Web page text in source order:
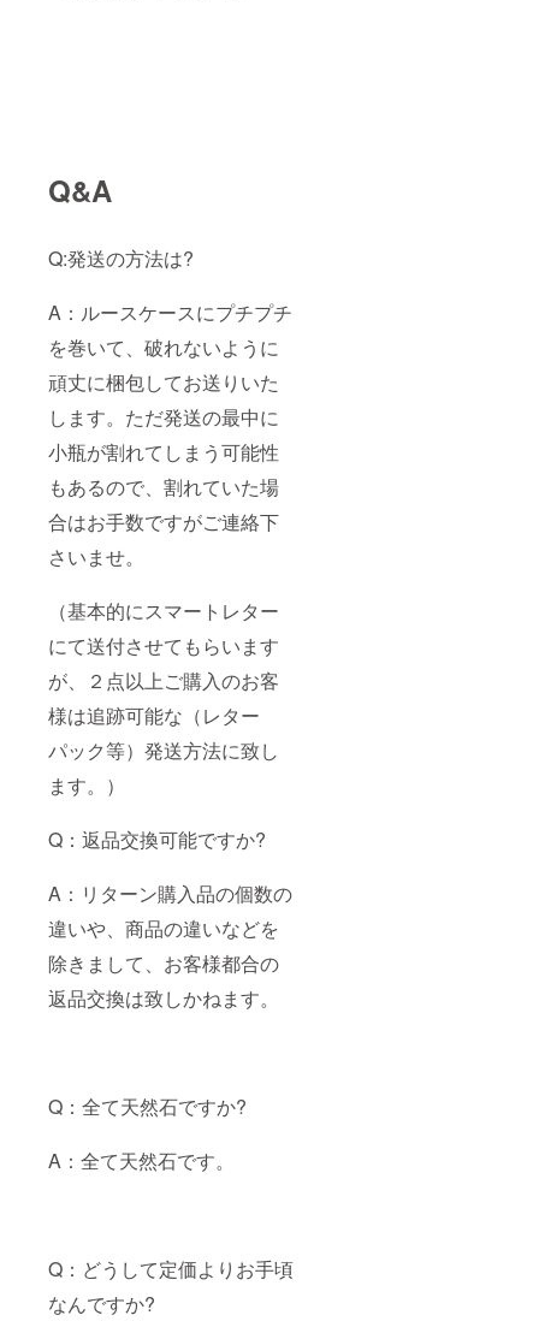
Q&A
Q:発送の方法は?
A：ルースケースにプチプチ
を巻いて、破れないように
頑丈に梱包してお送りいた
します。ただ発送の最中に
小瓶が割れてしまう可能性
もあるので、割れていた場
合はお手数ですがご連絡下
さいませ。
（基本的にスマートレター
にて送付させてもらいます
が、２点以上ご購入のお客
様は追跡可能な（レター
パック等）発送方法に致し
ます。）
Q：返品交換可能ですか?
A：リターン購入品の個数の
違いや、商品の違いなどを
除きまして、お客様都合の
返品交換は致しかねます。
Q：全て天然石ですか?
A：全て天然石です。
Q：どうして定価よりお手頃
なんですか?